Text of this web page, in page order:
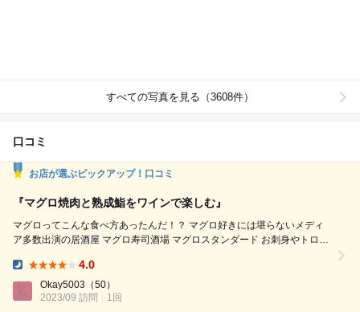
すべての写真を見る（3608件）
口コミ
お店が選ぶピックアップ！口コミ
『マグロ焼肉と熟成鮨をワインで楽しむ』
マグロってこんな食べ方あったんだ！？ マグロ好きには堪らないメディ
ア多数出演の居酒屋 マグロ寿司酒場 マグロスタンダード お刺身やトロた
全てを使ったマグロを堪能できちゃいます！ マグロ好きなら行くしかな
い！ 【最寄り駅】錦糸町駅 【ジャンル】居酒屋・寿司・海鮮 【予算】
¥5,000~¥5,999 【...
4.0
Okay5003 （50）
2023/09 訪問
1回